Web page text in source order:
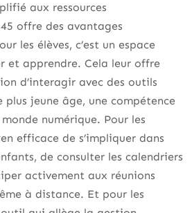
aux ressources
offre des avantages
les élèves, c’est un espace
et apprendre. Cela leur offre
d’interagir avec des outils
plus jeune âge, une compétence
numérique. Pour les
efficace de s’impliquer dans
de consulter les calendriers
activement aux réunions
à distance. Et pour les